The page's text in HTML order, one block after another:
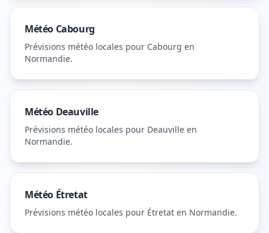
Météo Cabourg
Prévisions météo locales pour Cabourg en
Normandie.
Météo Deauville
Prévisions météo locales pour Deauville en
Normandie.
Météo Étretat
Prévisions météo locales pour Étretat en Normandie.